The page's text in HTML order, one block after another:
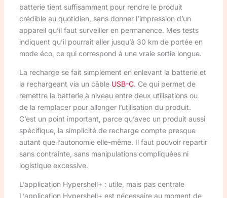
batterie tient suffisamment pour rendre le produit
crédible au quotidien, sans donner l’impression d’un
appareil qu’il faut surveiller en permanence. Mes tests
indiquent qu’il pourrait aller jusqu’à 30 km de portée en
mode éco, ce qui correspond à une vraie sortie longue.
La recharge se fait simplement en enlevant la batterie et
la rechargeant via un câble USB-C. Ce qui permet de
remettre la batterie à niveau entre deux utilisations ou
de la remplacer pour allonger l’utilisation du produit.
C’est un point important, parce qu’avec un produit aussi
spécifique, la simplicité de recharge compte presque
autant que l’autonomie elle-même. Il faut pouvoir repartir
sans contrainte, sans manipulations compliquées ni
logistique excessive.
L’application Hypershell+ : utile, mais pas centrale
L’application Hypershell+ est nécessaire au moment de